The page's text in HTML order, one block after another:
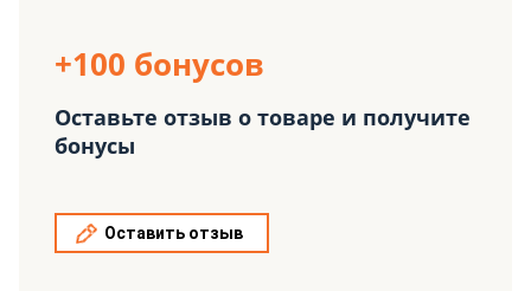
+100 бонусов
Оставьте отзыв о товаре и получите
бонусы
Оставить отзыв